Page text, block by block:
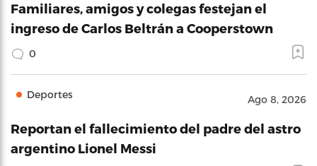
Familiares, amigos y colegas festejan el
ingreso de Carlos Beltrán a Cooperstown
0
Deportes Ago 8, 2026
Reportan el fallecimiento del padre del astro
argentino Lionel Messi